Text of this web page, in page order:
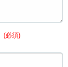
(必須)